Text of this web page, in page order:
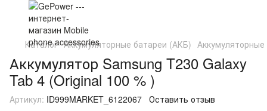
Каталог Аккумуляторные батареи (АКБ)
Аккумулятор Samsung T230 Galaxy
Tab 4 (Original 100 % )
Артикул: ID999MARKET_6122067 Оставить отзыв